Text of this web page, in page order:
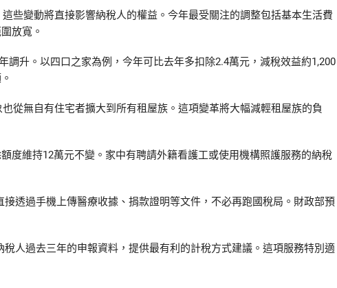
些變動將直接影響納稅人的權益。今年最受關注的調整包括基本生活費
放寬。
調升。以四口之家為例，今年可比去年多扣除2.4萬元，減稅效益約1,200
從無自有住宅者擴大到所有租屋族。這項變革將大幅減輕租屋族的負
度維持12萬元不變。家中有聘請外籍看護工或使用機構照護服務的納稅
透過手機上傳醫療收據、捐款證明等文件，不必再跑國稅局。財政部預
人過去三年的申報資料，提供最有利的計稅方式建議。這項服務特別適